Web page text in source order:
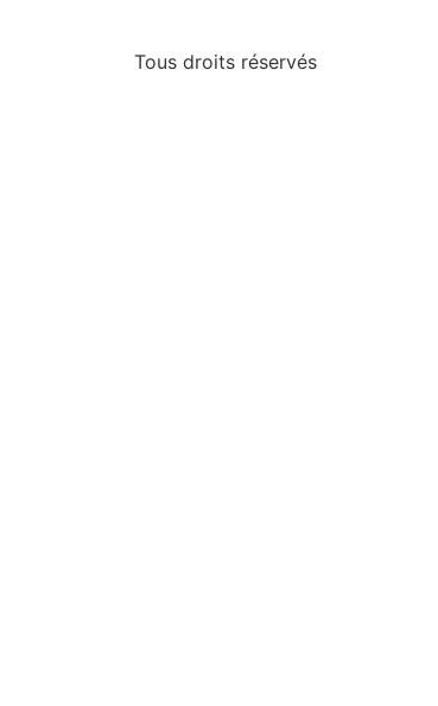
Tous droits réservés